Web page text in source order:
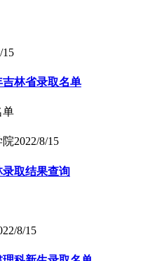
15
林省录取名单
单
院2022/8/15
录取结果查询
8/15